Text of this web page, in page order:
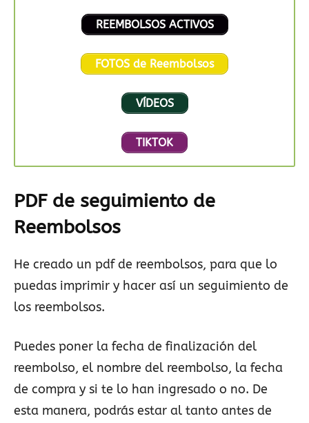
REEMBOLSOS ACTIVOS
FOTOS de Reembolsos
VÍDEOS
TIKTOK
PDF de seguimiento de
Reembolsos
He creado un pdf de reembolsos, para que lo
puedas imprimir y hacer así un seguimiento de
los reembolsos.
Puedes poner la fecha de finalización del
reembolso, el nombre del reembolso, la fecha
de compra y si te lo han ingresado o no. De
esta manera, podrás estar al tanto antes de